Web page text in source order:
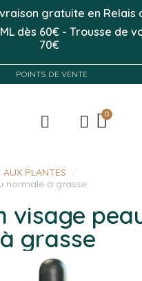
gratuite en Relais
dès 60€ - Trousse de
70€
POINTS DE VENTE
PLANTES
normale à grasse
visage
grasse